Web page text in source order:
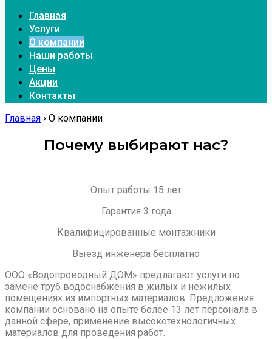
Главная
Услуги
О компании
Наши работы
Цены
Акции
Контакты
Главная › О компании
Почему выбирают нас?
Опыт работы 15 лет
Гарантия 3 года
Квалифицированные монтажники
Выезд инженера бесплатно
ООО «Водопроводный ДОМ» предлагают услуги по
замене труб водоснабжения в жилых и нежилых
помещениях из импортных материалов. Предложения
компании основано на опыте более 13 лет персонала в
данной сфере, применение высокотехнологичных
материалов для проведения работ.